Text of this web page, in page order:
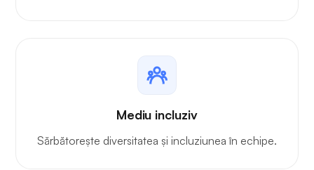
Mediu incluziv
Sărbătorește diversitatea și incluziunea în echipe.